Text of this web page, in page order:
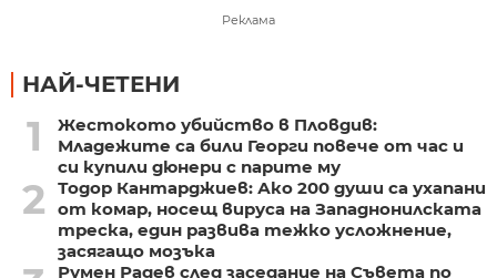
Реклама
НАЙ-ЧЕТЕНИ
1
Жестокото убийство в Пловдив:
Младежите са били Георги повече от час и
си купили дюнери с парите му
2
Тодор Кантарджиев: Ако 200 души са ухапани
от комар, носещ вируса на Западнонилската
треска, един развива тежко усложнение,
засягащо мозъка
Румен Радев след заседание на Съвета по